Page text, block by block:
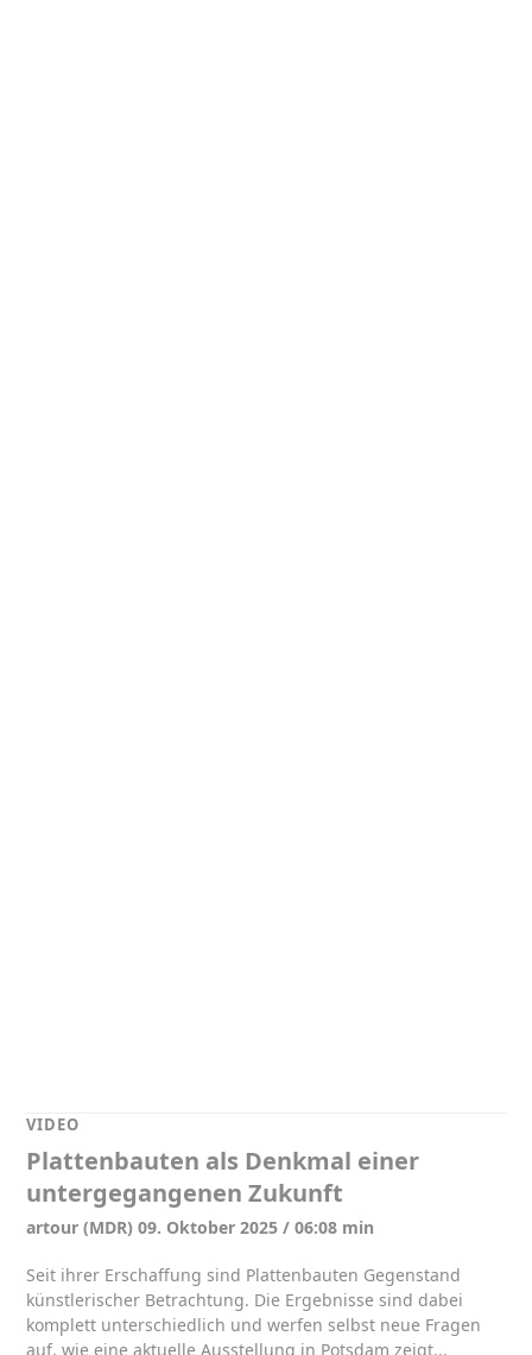
VIDEO
Plattenbauten als Denkmal einer
untergegangenen Zukunft
artour (MDR) 09. Oktober 2025 / 06:08 min
Seit ihrer Erschaffung sind Plattenbauten Gegenstand
künstlerischer Betrachtung. Die Ergebnisse sind dabei
komplett unterschiedlich und werfen selbst neue Fragen
auf, wie eine aktuelle Ausstellung in Potsdam zeigt...